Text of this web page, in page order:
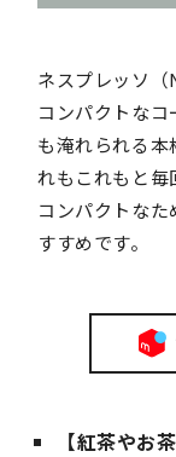
ネスプレッソ（
コンパクトなコ
も淹れられる本
れもこれもと毎
コンパクトな
すすめです。
【紅茶やお